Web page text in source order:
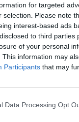
for targeted
selection. Please note
interest-based ads
to third
of your personal
This information may
Participants that may
Data Processing Opt
Daimler
“Factory
Eriqo - 2020-09-03